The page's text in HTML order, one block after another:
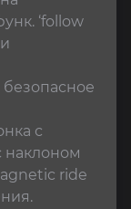
‘follow
с
наклоном
ride